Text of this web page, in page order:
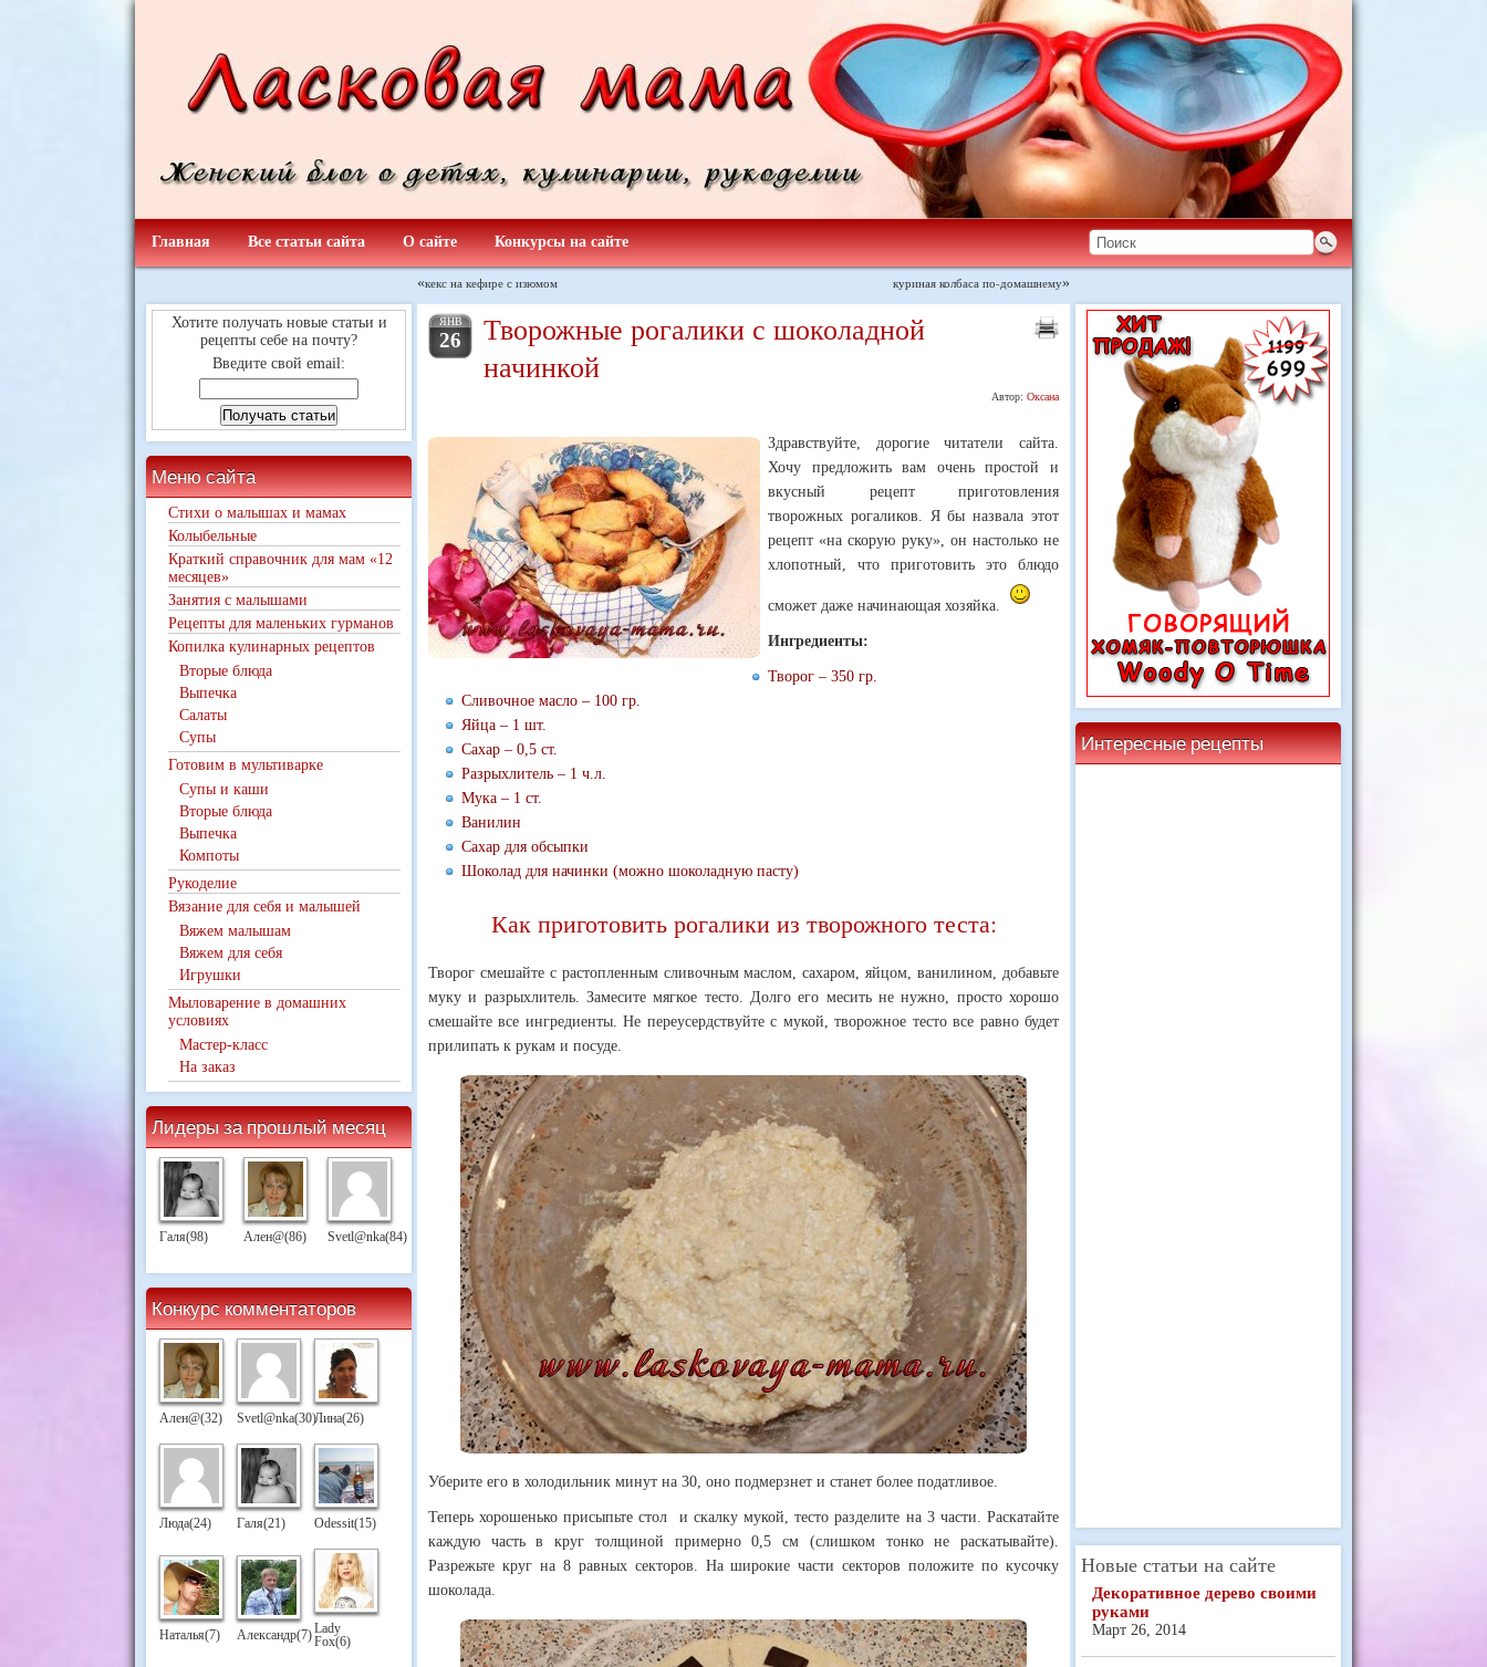
Главная Все статьи сайта О сайте Конкурсы на сайте
Хотите получать новые статьи и
рецепты себе на почту?
Введите свой email:
Меню сайта
Стихи о малышах и мамах
Колыбельные
Краткий справочник для мам «12
месяцев»
Занятия с малышами
Рецепты для маленьких гурманов
Копилка кулинарных рецептов
Вторые блюда
Выпечка
Салаты
Супы
Готовим в мультиварке
Супы и каши
Вторые блюда
Выпечка
Компоты
Рукоделие
Вязание для себя и малышей
Вяжем малышам
Вяжем для себя
Игрушки
Мыловарение в домашних
условиях
Мастер-класс
На заказ
Лидеры за прошлый месяц
Галя(98) Ален@(86) Svetl@nka(84)
Конкурс комментаторов
Ален@(32) Svetl@nka(30)Лина(26)
Люда(24) Галя(21) Odessit(15)
Наталья(7) Александр(7)Lady
Fox(6)
Интересные рецепты
Новые статьи на сайте
Декоративное дерево своими
руками
Март 26, 2014
«кекс на кефире с изюмом куриная колбаса по-домашнему»
ЯНВ
26
Творожные рогалики с шоколадной
начинкой
Автор: Оксана
Здравствуйте, дорогие читатели сайта.
Хочу предложить вам очень простой и
вкусный рецепт приготовления
творожных рогаликов. Я бы назвала этот
рецепт «на скорую руку», он настолько не
хлопотный, что приготовить это блюдо
сможет даже начинающая хозяйка.
Ингредиенты:
Творог – 350 гр.
Сливочное масло – 100 гр.
Яйца – 1 шт.
Сахар – 0,5 ст.
Разрыхлитель – 1 ч.л.
Мука – 1 ст.
Ванилин
Сахар для обсыпки
Шоколад для начинки (можно шоколадную пасту)
Как приготовить рогалики из творожного теста:
Творог смешайте с растопленным сливочным маслом, сахаром, яйцом, ванилином, добавьте
муку и разрыхлитель. Замесите мягкое тесто. Долго его месить не нужно, просто хорошо
смешайте все ингредиенты. Не переусердствуйте с мукой, творожное тесто все равно будет
прилипать к рукам и посуде.
Уберите его в холодильник минут на 30, оно подмерзнет и станет более податливое.
Теперь хорошенько присыпьте стол и скалку мукой, тесто разделите на 3 части. Раскатайте
каждую часть в круг толщиной примерно 0,5 см (слишком тонко не раскатывайте).
Разрежьте круг на 8 равных секторов. На широкие части секторов положите по кусочку
шоколада.